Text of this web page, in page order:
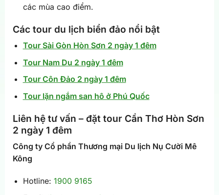
các mùa cao điểm.
Các tour du lịch biển đảo nổi bật
Tour Sài Gòn Hòn Sơn 2 ngày 1 đêm
Tour Nam Du 2 ngày 1 đêm
Tour Côn Đảo 2 ngày 1 đêm
Tour lặn ngắm san hô ở Phú Quốc
Liên hệ tư vấn – đặt tour Cần Thơ Hòn Sơn
2 ngày 1 đêm
Công ty Cổ phần Thương mại Du lịch Nụ Cười Mê
Kông
Hotline: 1900 9165